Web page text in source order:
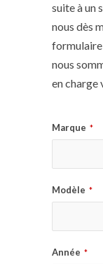
suite à un
nous dès
nous
en charge
Marque *
Modèle *
Année *